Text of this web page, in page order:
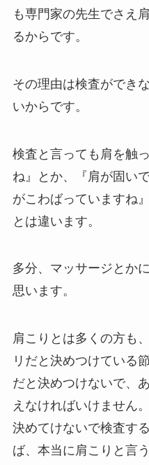
も専門家の先生でさえ
るからです。
その理由は検査ができ
いからです。
検査と言っても肩を触
ね』とか、『肩が固い
がこわばっていますね
とは違います。
多分、マッサージとか
思います。
肩こりとは多くの方も
リだと決めつけている
だと決めつけないで、
えなければいけません
決めてけないで検査す
ば、本当に肩こりと言